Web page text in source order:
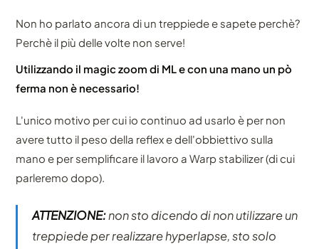
Non ho parlato ancora di un treppiede e sapete perchè?
Perchè il più delle volte non serve!
Utilizzando il magic zoom di ML e con una mano un pò
ferma non è necessario!
L'unico motivo per cui io continuo ad usarlo è per non
avere tutto il peso della reflex e dell'obbiettivo sulla
mano e per semplificare il lavoro a Warp stabilizer (di cui
parleremo dopo).
ATTENZIONE:non sto dicendo di non utilizzare un
treppiede per realizzare hyperlapse, sto solo